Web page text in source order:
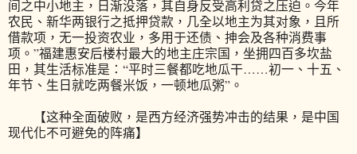
间之中小地主，日渐没落，其自身反受高利贷之压迫。今年
农民、新华两银行之抵押贷款，几全以地主为其对象，且所
借款项，无一投资农业，多用于还债、抻会及各种消费事
项。”福建惠安后楼村最大的地主庄宗国，坐拥四百多坎盐
田，其生活标准是：“平时三餐都吃地瓜干……初一、十五、
年节、生日就吃两餐米饭，一顿地瓜粥”。
【这种全面破败，是西方经济强势冲击的结果，是中国
现代化不可避免的阵痛】